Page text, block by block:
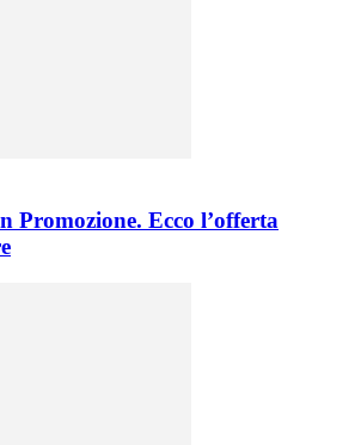
Promozione. Ecco l’offerta